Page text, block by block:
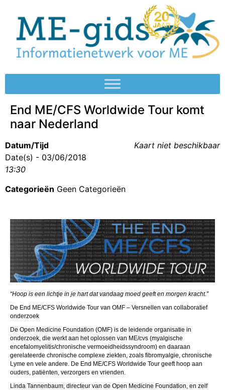
End ME/CFS Worldwide Tour komt
naar Nederland
Kaart niet beschikbaar
Datum/Tijd
Date(s) - 03/06/2018
13:30
Categorieën Geen Categorieën
“Hoop is een lichtje in je hart dat vandaag moed geeft en morgen kracht.”
De End ME/CFS Worldwide Tour van OMF – Versnellen van collaboratief
onderzoek
De Open Medicine Foundation (OMF) is de leidende organisatie in
onderzoek, die werkt aan het oplossen van ME/cvs (myalgische
encefalomyelitis/chronische vermoeidheidssyndroom) en daaraan
gerelateerde chronische complexe ziekten, zoals fibromyalgie, chronische
Lyme en vele andere. De End ME/CFS Worldwide Tour geeft hoop aan
ouders, patiënten, verzorgers en vrienden.
Linda Tannenbaum, directeur van de Open Medicine Foundation, en zelf